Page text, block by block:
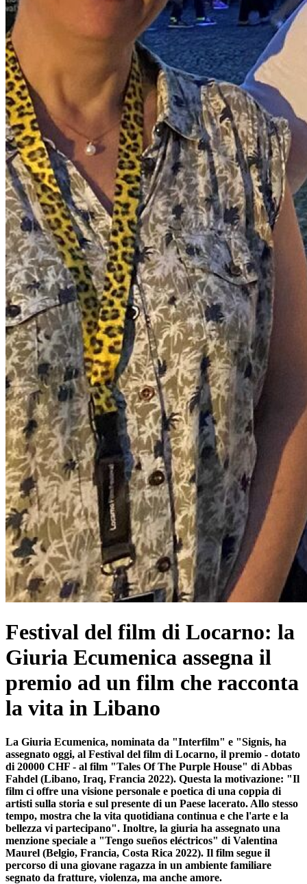
Festival del film di Locarno: la
Giuria Ecumenica assegna il
premio ad un film che racconta
la vita in Libano
La Giuria Ecumenica, nominata da "Interfilm" e "Signis, ha
assegnato oggi, al Festival del film di Locarno, il premio - dotato
di 20000 CHF - al film "Tales Of The Purple House" di Abbas
Fahdel (Libano, Iraq, Francia 2022). Questa la motivazione: "Il
film ci offre una visione personale e poetica di una coppia di
artisti sulla storia e sul presente di un Paese lacerato. Allo stesso
tempo, mostra che la vita quotidiana continua e che l'arte e la
bellezza vi partecipano". Inoltre, la giuria ha assegnato una
menzione speciale a "Tengo sueños eléctricos" di Valentina
Maurel (Belgio, Francia, Costa Rica 2022). Il film segue il
percorso di una giovane ragazza in un ambiente familiare
segnato da fratture, violenza, ma anche amore.